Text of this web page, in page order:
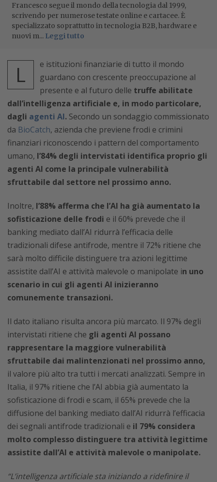
Francesco segue il mondo della tecnologia dal 1999,
scrivendo per numerose testate online e cartacee. È
specializzato soprattutto in tecnologia B2B, hardware e
nuovi m... Leggi tutto
L
e istituzioni finanziarie di tutto il mondo
guardano con crescente preoccupazione al
presente e al futuro delle truffe abilitate
dall’intelligenza artificiale e, in modo particolare,
dagli agenti AI. Secondo un sondaggio commissionato
da BioCatch, azienda che previene frodi e crimini
finanziari riconoscendo i pattern del comportamento
umano, l’84% degli intervistati identifica proprio gli
agenti AI come la principale vulnerabilità
sfruttabile dal settore nel prossimo anno.
Inoltre, l’88% afferma che l’AI ha già aumentato la
sofisticazione delle frodi e il 60% prevede che il
banking mediato dall’AI ridurrà l’efficacia delle
tradizionali difese antifrode, mentre il 72% ritiene che
sarà molto difficile distinguere tra azioni legittime
assistite dall’AI e attività malevole o manipolate in uno
scenario in cui gli agenti AI inizieranno
comunemente transazioni.
Il dato italiano risulta ancora più marcato. Il 97% degli
intervistati ritiene che gli agenti AI possano
rappresentare la maggiore vulnerabilità
sfruttabile dai malintenzionati nel prossimo anno,
il valore più alto tra tutti i mercati analizzati. Sempre in
Italia, il 97% ritiene che l’AI abbia già aumentato la
sofisticazione di frodi e scam, il 65% prevede che la
diffusione del banking mediato dall’AI ridurrà l’efficacia
dei segnali antifrode tradizionali e il 79% considera
molto complesso distinguere tra attività legittime
assistite dall’AI e attività malevole o manipolate.
“L’intelligenza artificiale sta iniziando a ridefinire il